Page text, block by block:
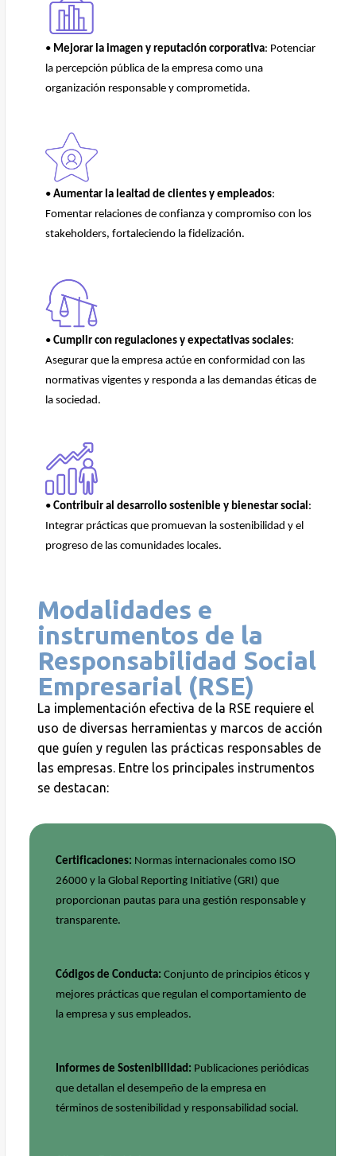
• Mejorar la imagen y reputación corporativa: Potenciar
la percepción pública de la empresa como una
organización responsable y comprometida.
• Aumentar la lealtad de clientes y empleados:
Fomentar relaciones de confianza y compromiso con los
stakeholders, fortaleciendo la fidelización.
• Cumplir con regulaciones y expectativas sociales:
Asegurar que la empresa actúe en conformidad con las
normativas vigentes y responda a las demandas éticas de
la sociedad.
• Contribuir al desarrollo sostenible y bienestar social:
Integrar prácticas que promuevan la sostenibilidad y el
progreso de las comunidades locales.
Modalidades e
instrumentos de la
Responsabilidad Social
Empresarial (RSE)
La implementación efectiva de la RSE requiere el
uso de diversas herramientas y marcos de acción
que guíen y regulen las prácticas responsables de
las empresas. Entre los principales instrumentos
se destacan:
Certificaciones: Normas internacionales como ISO
26000 y la Global Reporting Initiative (GRI) que
proporcionan pautas para una gestión responsable y
transparente.
Códigos de Conducta: Conjunto de principios éticos y
mejores prácticas que regulan el comportamiento de
la empresa y sus empleados.
Informes de Sostenibilidad: Publicaciones periódicas
que detallan el desempeño de la empresa en
términos de sostenibilidad y responsabilidad social.